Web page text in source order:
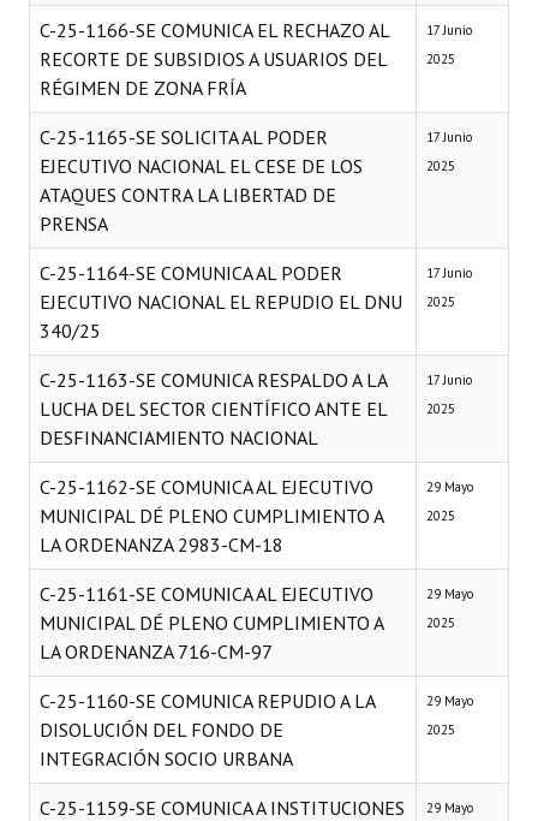
C-25-1166-SE COMUNICA EL RECHAZO AL
RECORTE DE SUBSIDIOS A USUARIOS DEL
RÉGIMEN DE ZONA FRÍA
17 Junio
2025
C-25-1165-SE SOLICITA AL PODER
EJECUTIVO NACIONAL EL CESE DE LOS
ATAQUES CONTRA LA LIBERTAD DE
PRENSA
17 Junio
2025
C-25-1164-SE COMUNICA AL PODER
EJECUTIVO NACIONAL EL REPUDIO EL DNU
340/25
17 Junio
2025
C-25-1163-SE COMUNICA RESPALDO A LA
LUCHA DEL SECTOR CIENTÍFICO ANTE EL
DESFINANCIAMIENTO NACIONAL
17 Junio
2025
C-25-1162-SE COMUNICA AL EJECUTIVO
MUNICIPAL DÉ PLENO CUMPLIMIENTO A
LA ORDENANZA 2983-CM-18
29 Mayo
2025
C-25-1161-SE COMUNICA AL EJECUTIVO
MUNICIPAL DÉ PLENO CUMPLIMIENTO A
LA ORDENANZA 716-CM-97
29 Mayo
2025
C-25-1160-SE COMUNICA REPUDIO A LA
DISOLUCIÓN DEL FONDO DE
INTEGRACIÓN SOCIO URBANA
29 Mayo
2025
C-25-1159-SE COMUNICA A INSTITUCIONES
29 Mayo